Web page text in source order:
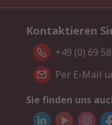
Kontaktieren
+49 (0) 69
Per E-Mail
Sie finden uns